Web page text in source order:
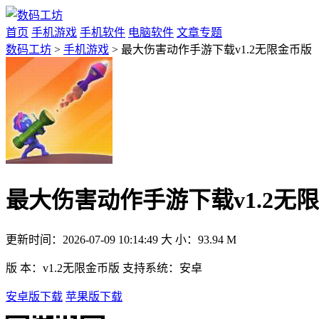
首页 手机游戏 手机软件 电脑软件 文章专题
数码工坊 > 手机游戏 > 最大伤害动作手游下载v1.2无限金币版
最大伤害动作手游下载v1.2无
更新时间： 2026-07-09 10:14:49 大 小： 93.94 M
版 本： v1.2无限金币版 支持系统： 安卓
安卓版下载 苹果版下载